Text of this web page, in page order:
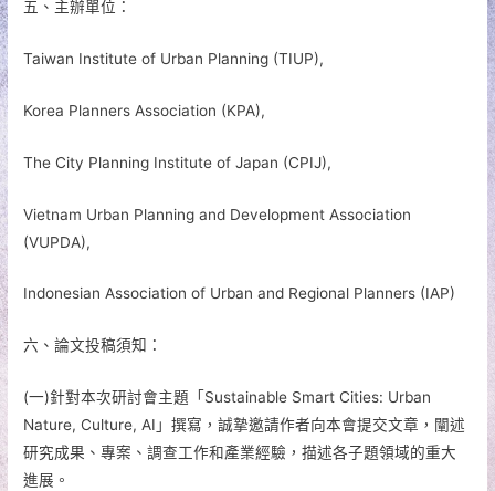
五、主辦單位：
Taiwan Institute of Urban Planning (TIUP),
Korea Planners Association (KPA),
The City Planning Institute of Japan (CPIJ),
Vietnam Urban Planning and Development Association
(VUPDA),
Indonesian Association of Urban and Regional Planners (IAP)
六、論文投稿須知：
(一)針對本次研討會主題「Sustainable Smart Cities: Urban
Nature, Culture, AI」撰寫，誠摯邀請作者向本會提交文章，闡述
研究成果、專案、調查工作和產業經驗，描述各子題領域的重大
進展。